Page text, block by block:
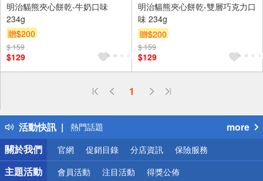
明治貓熊夾心餅乾-牛奶口味
234g
贈$200
$ 159
$129
明治貓熊夾心餅乾-雙層巧克力口
味 234g
贈$200
$ 159
$129
1
活動快訊
偏遠地區配送
得獎公告
熱門話題
銀行優惠
偏遠地區配送
詐騙網頁！請小心！
more
關於我們
官網 促銷目錄 分店資訊 保險服務
主題活動 會員活動 注目活動 得獎公佈